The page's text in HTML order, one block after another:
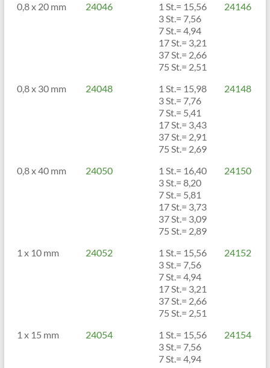
0,8 x 20 mm 24046
1 St.= 15,56
3 St.= 7,56
7 St.= 4,94
17 St.= 3,21
37 St.= 2,66
75 St.= 2,51
24146
0,8 x 30 mm 24048
1 St.= 15,98
3 St.= 7,76
7 St.= 5,41
17 St.= 3,43
37 St.= 2,91
75 St.= 2,69
24148
0,8 x 40 mm 24050
1 St.= 16,40
3 St.= 8,20
7 St.= 5,81
17 St.= 3,73
37 St.= 3,09
75 St.= 2,89
24150
1 x 10 mm 24052
1 St.= 15,56
3 St.= 7,56
7 St.= 4,94
17 St.= 3,21
37 St.= 2,66
75 St.= 2,51
24152
1 x 15 mm 24054
1 St.= 15,56
3 St.= 7,56
7 St.= 4,94
24154